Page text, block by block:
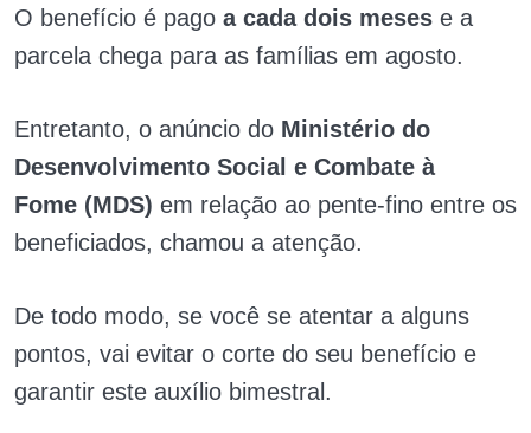
O benefício é pago a cada dois meses e a
parcela chega para as famílias em agosto.
Entretanto, o anúncio do Ministério do
Desenvolvimento Social e Combate à
Fome (MDS) em relação ao pente-fino entre os
beneficiados, chamou a atenção.
De todo modo, se você se atentar a alguns
pontos, vai evitar o corte do seu benefício e
garantir este auxílio bimestral.